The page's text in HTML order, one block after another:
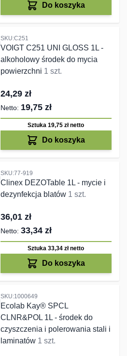
Do koszyka
SKU:C251
VOIGT C251 UNI GLOSS 1L -
alkoholowy środek do mycia
powierzchni 1 szt.
24,29 zł
19,75 zł
Sztuka 19,75 złnetto
Do koszyka
SKU:77-919
Clinex DEZOTable 1L - mycie i
dezynfekcja blatów 1 szt.
36,01 zł
33,34 zł
Sztuka 33,34 złnetto
Do koszyka
SKU:1000649
Ecolab Kay® SPCL
CLNR&POL 1L - środek do
czyszczenia i polerowania stali i
laminatów 1 szt.